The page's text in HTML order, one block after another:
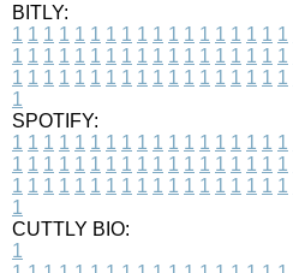
BITLY:
1 1 1 1 1 1 1 1 1 1 1 1 1 1 1 1 1 1
1 1 1 1 1 1 1 1 1 1 1 1 1 1 1 1 1 1
1 1 1 1 1 1 1 1 1 1 1 1 1 1 1 1 1 1
1
SPOTIFY:
1 1 1 1 1 1 1 1 1 1 1 1 1 1 1 1 1 1
1 1 1 1 1 1 1 1 1 1 1 1 1 1 1 1 1 1
1 1 1 1 1 1 1 1 1 1 1 1 1 1 1 1 1 1
1
CUTTLY BIO:
1